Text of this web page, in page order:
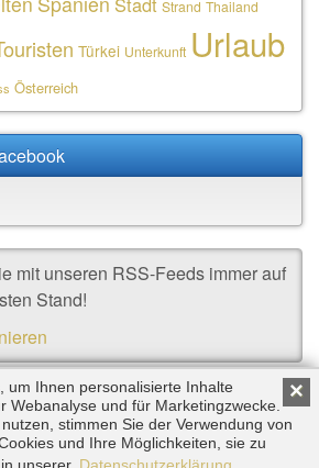
Strand Thailand
Türkei Unterkunft Urlaub
Österreich
mit unseren RSS-Feeds immer auf
Stand!
by Triplemind GmbH. Alle Rechte
|Impressum|Datenschutz
×
um Ihnen personalisierte Inhalte
Webanalyse und für Marketingzwecke.
stimmen Sie der Verwendung von
und Ihre Möglichkeiten, sie zu
unserer Datenschutzerklärung